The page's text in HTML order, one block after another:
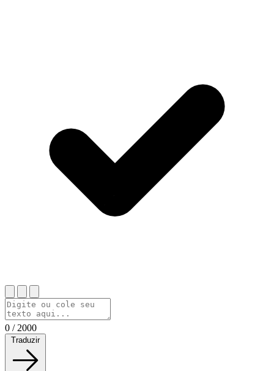
0 / 2000
Traduzir